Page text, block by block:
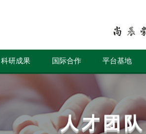
科研成果 国际合作 平台基地
人才团队